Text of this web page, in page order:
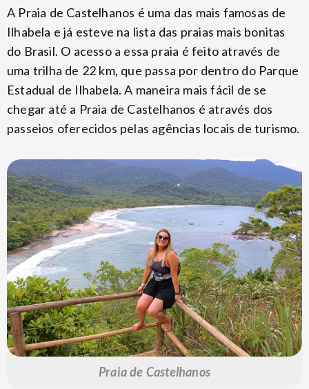
A Praia de Castelhanos é uma das mais famosas de
Ilhabela e já esteve na lista das praias mais bonitas
do Brasil. O acesso a essa praia é feito através de
uma trilha de 22 km, que passa por dentro do Parque
Estadual de Ilhabela. A maneira mais fácil de se
chegar até a Praia de Castelhanos é através dos
passeios oferecidos pelas agências locais de turismo.
Praia de Castelhanos